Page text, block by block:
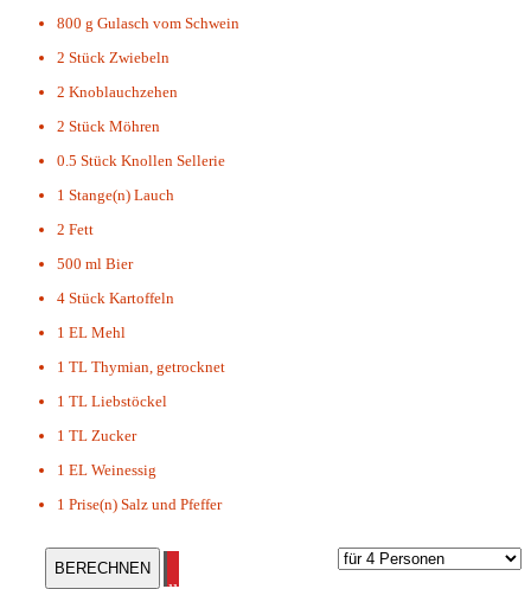
800 g Gulasch vom Schwein
2 Stück Zwiebeln
2 Knoblauchzehen
2 Stück Möhren
0.5 Stück Knollen Sellerie
1 Stange(n) Lauch
2 Fett
500 ml Bier
4 Stück Kartoffeln
1 EL Mehl
1 TL Thymian, getrocknet
1 TL Liebstöckel
1 TL Zucker
1 EL Weinessig
1 Prise(n) Salz und Pfeffer